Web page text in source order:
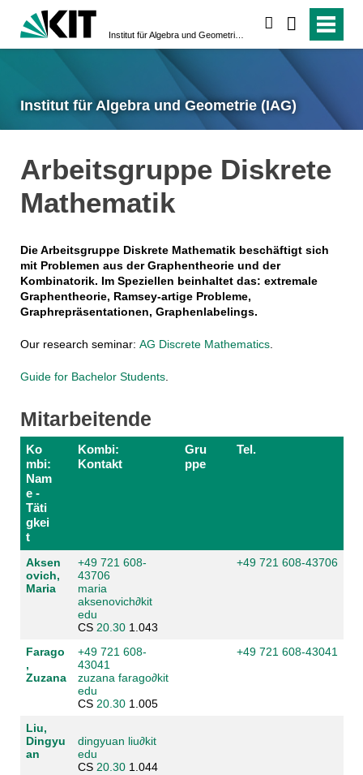
Institut für Algebra und Geometrie (IAG)
Arbeitsgruppe Diskrete
Mathematik
Die Arbeitsgruppe Diskrete Mathematik beschäftigt sich
mit Problemen aus der Graphentheorie und der
Kombinatorik. Im Speziellen beinhaltet das: extremale
Graphentheorie, Ramsey-artige Probleme,
Graphrepräsentationen, Graphenlabelings.
Our research seminar: AG Discrete Mathematics.
Guide for Bachelor Students.
Mitarbeitende
Ko
mbi:
Nam
e -
Täti
gkei
t
Kombi:
Kontakt
Gru
ppe
Tel.
Aksen
ovich,
Maria
+49 721 608-
43706
maria
aksenovich∂kit
edu
CS 20.301.043
+49 721 608-43706
Farago
,
Zuzana
+49 721 608-
43041
zuzana farago∂kit
edu
CS 20.301.005
+49 721 608-43041
Liu,
Dingyu
an
dingyuan liu∂kit
edu
CS 20.301.044